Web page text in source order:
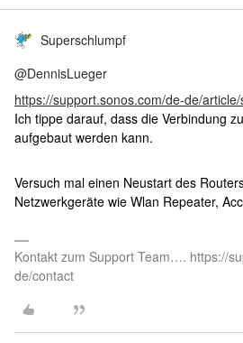
Superschlumpf
@DennisLueger
https://support.sonos.com/de-de/
Ich tippe darauf, dass die Verbindung
aufgebaut werden kann.
Versuch mal einen Neustart des
Netzwerkgeräte wie Wlan Repeater,
Kontakt zum Support Team…. https://
de/contact